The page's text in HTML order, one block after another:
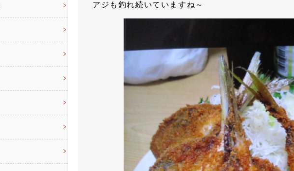
アジも釣れ続いていますね～